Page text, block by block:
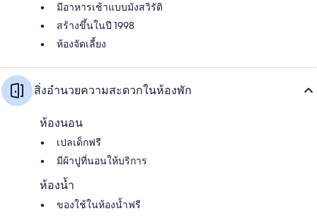
มีอาหารเช้าแบบมังสวิรัติ
สร้างขึ้นในปี 1998
ห้องจัดเลี้ยง
สิ่งอำนวยความสะดวกในห้องพัก
ห้องนอน
เปลเด็กฟรี
มีผ้าปูที่นอนให้บริการ
ห้องน้ำ
ของใช้ในห้องน้ำฟรี